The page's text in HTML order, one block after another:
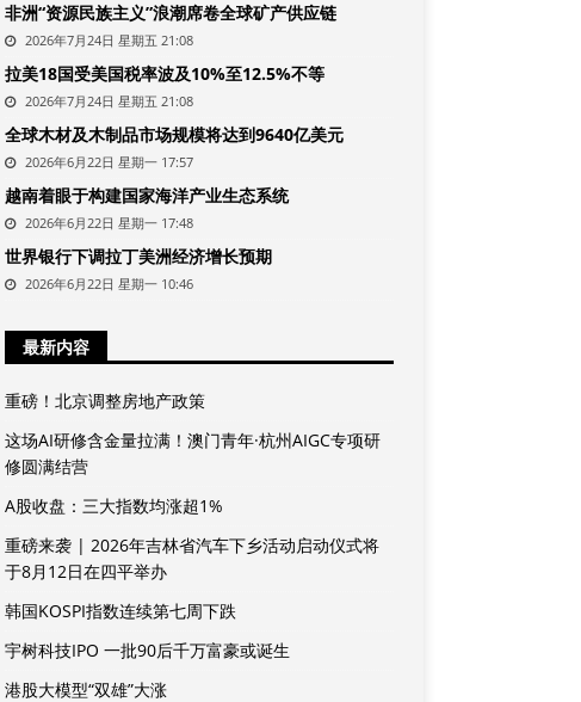
非洲“资源民族主义”浪潮席卷全球矿产供应链
2026年7月24日 星期五 21:08
拉美18国受美国税率波及10%至12.5%不等
2026年7月24日 星期五 21:08
全球木材及木制品市场规模将达到9640亿美元
2026年6月22日 星期一 17:57
越南着眼于构建国家海洋产业生态系统
2026年6月22日 星期一 17:48
世界银行下调拉丁美洲经济增长预期
2026年6月22日 星期一 10:46
最新内容
重磅！北京调整房地产政策
这场AI研修含金量拉满！澳门青年·杭州AIGC专项研
修圆满结营
A股收盘：三大指数均涨超1%
重磅来袭 | 2026年吉林省汽车下乡活动启动仪式将
于8月12日在四平举办
韩国KOSPI指数连续第七周下跌
宇树科技IPO 一批90后千万富豪或诞生
港股大模型“双雄”大涨